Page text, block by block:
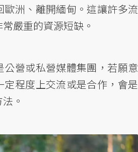
歐洲、離開緬甸。這讓許多流
嚴重的資源短缺。
公營或私營媒體集團，若願意
定程度上交流或是合作，會是
。